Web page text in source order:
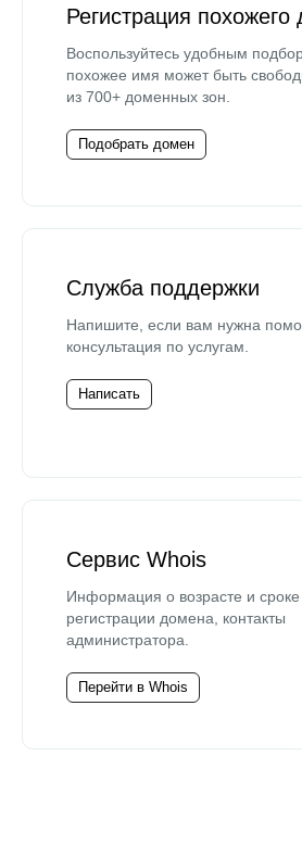
Регистрация похожего
Воспользуйтесь удобным
похожее имя может быть
из 700+ доменных зон.
Подобрать домен
Служба поддержки
Напишите, если вам нужна
консультация по услугам.
Написать
Сервис Whois
Информация о возрасте и сроке
регистрации домена, контакты
администратора.
Перейти в Whois